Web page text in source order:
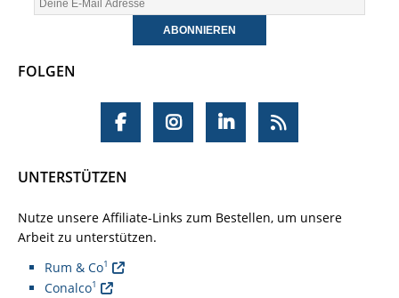
FOLGEN
UNTERSTÜTZEN
Nutze unsere Affiliate-Links zum Bestellen, um unsere
Arbeit zu unterstützen.
Rum & Co1
Conalco1